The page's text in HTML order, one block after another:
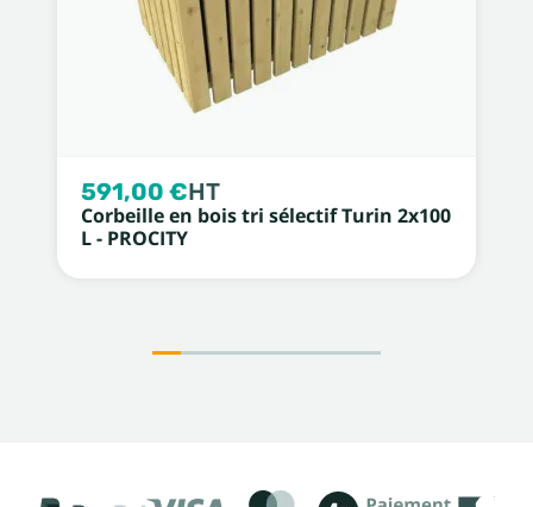
591,00 €HT
Corbeille en bois tri sélectif Turin 2x100
L - PROCITY